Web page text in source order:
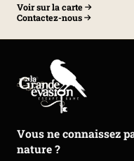
Voir sur la carte
Contactez-nous
Vous ne connaissez
nature ?